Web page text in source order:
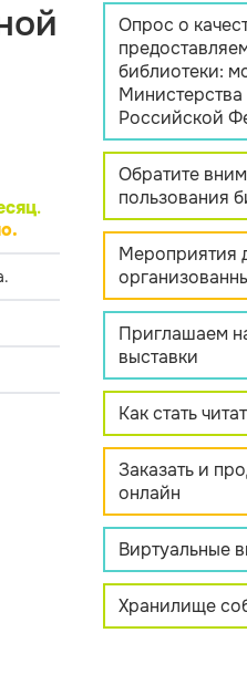
.
Опрос о
библиотеки:
Министерства
Российской
Обратите
пользования
Мероприятия
Приглашаем
выставки
Как стать
Заказать и
онлайн
Виртуальные
Хранилище